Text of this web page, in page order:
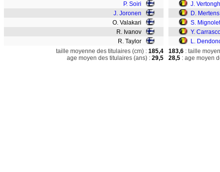
P. Soiri
J. Joronen
O. Valakari
R. Ivanov
R. Taylor
J.
D. Mertens
S. Mignolet
Y.
L.
taille moyenne des titulaires (cm) : 185,4
age moyen des titulaires (ans) : 29,5
183,6 : taille
28,5 : age moyen